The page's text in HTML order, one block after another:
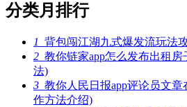
分类月排行
1 背包闯江湖九式爆发流玩法
2 教你链家app怎么发布出租
法)
3 教你人民日报app评论员文
作方法介绍)